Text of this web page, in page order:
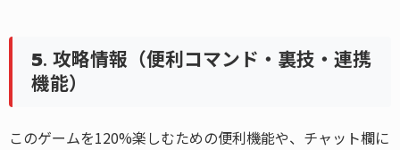
5. 攻略情報（便利コマンド・裏技・連携
機能）
このゲームを120%楽しむための便利機能や、チャット欄に